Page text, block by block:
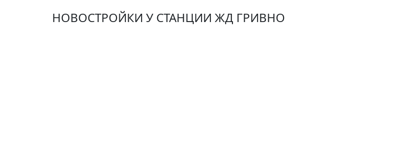
НОВОСТРОЙКИ У СТАНЦИИ ЖД ГРИВНО